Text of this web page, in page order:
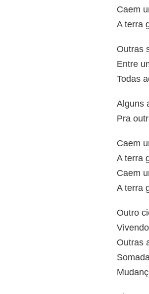
Caem
A terra
Outras
Entre
Todas
Alguns
Pra
Caem
A terra
Caem
A terra
Outro
Outras